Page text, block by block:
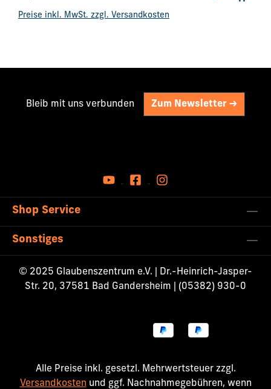
Regulärer Preis:
Preise inkl. MwSt. zzgl. Versandkosten
Bleib mit uns verbunden Zum Newsletter ->
Shop Service
Sonstiges
© 2025 Glaubenszentrum e.V. | Dr.-Heinrich-Jasper-
Str. 20, 37581 Bad Gandersheim | (05382) 930-0
Alle Preise inkl. gesetzl. Mehrwertsteuer zzgl.
Versandkosten und ggf. Nachnahmegebühren, wenn